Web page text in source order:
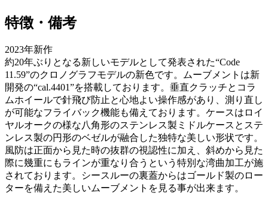
特徴・備考
2023年新作
約20年ぶりとなる新しいモデルとして発表された“Code
11.59”のクロノグラフモデルの新色です。ムーブメントは新
開発の“cal.4401”を搭載しております。垂直クラッチとコラ
ムホイールで針飛び防止と心地よい操作感があり、測り直し
が可能なフライバック機能も備えております。ケースはロイ
ヤルオークの様な八角形のステンレス製ミドルケースとステ
ンレス製の円形のベゼルが融合した独特な美しい形状です。
風防は正面から見た時の抜群の視認性に加え、斜めから見た
際に幾重にもラインが重なり合うという特別な湾曲加工が施
されております。シースルーの裏蓋からはゴールド製のロー
ターを備えた美しいムーブメントを見る事が出来ます。